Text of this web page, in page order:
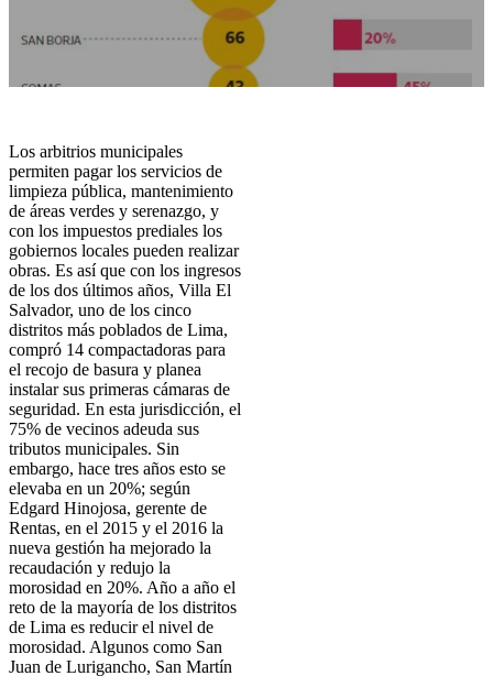
Los arbitrios municipales
permiten pagar los servicios de
limpieza pública, mantenimiento
de áreas verdes y serenazgo, y
con los impuestos prediales los
gobiernos locales pueden realizar
obras. Es así que con los ingresos
de los dos últimos años, Villa El
Salvador, uno de los cinco
distritos más poblados de Lima,
compró 14 compactadoras para
el recojo de basura y planea
instalar sus primeras cámaras de
seguridad. En esta jurisdicción, el
75% de vecinos adeuda sus
tributos municipales. Sin
embargo, hace tres años esto se
elevaba en un 20%; según
Edgard Hinojosa, gerente de
Rentas, en el 2015 y el 2016 la
nueva gestión ha mejorado la
recaudación y redujo la
morosidad en 20%. Año a año el
reto de la mayoría de los distritos
de Lima es reducir el nivel de
morosidad. Algunos como San
Juan de Lurigancho, San Martín